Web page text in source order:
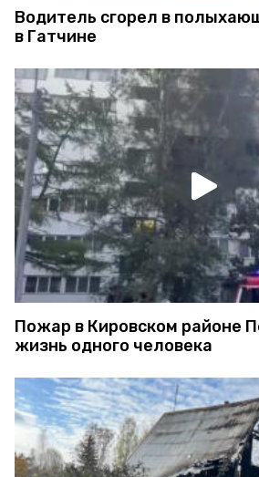
Водитель сгорел в
в Гатчине
Пожар в Кировском районе
жизнь одного человека